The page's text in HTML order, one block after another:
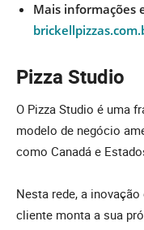
Mais informações
Pizza Studio
O Pizza Studio é uma
modelo de negócio
como Canadá e
Nesta rede, a
cliente monta a sua